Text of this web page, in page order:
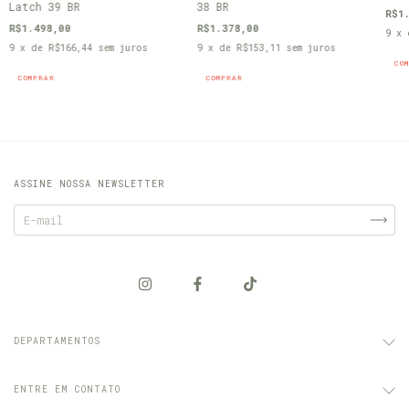
Latch 39 BR
R$1.498,00
9 x de R$166,44 sem juros
COMPRAR
38 BR
R$1.378,00
9 x de R$153,11 sem juros
COMPRAR
9 x
ASSINE NOSSA NEWSLETTER
DEPARTAMENTOS
ENTRE EM CONTATO